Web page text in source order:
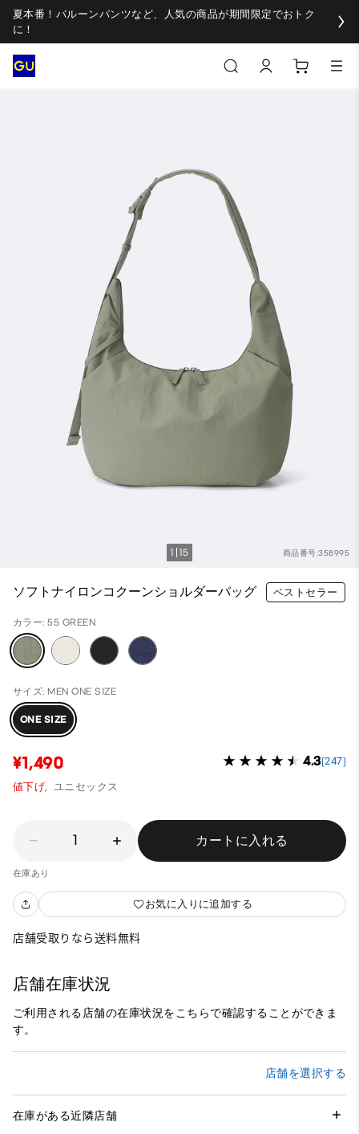
夏本番！バルーンパンツなど、人気の商品が期間限定でおトク
に！
商品番号:358995
1 15
ソフトナイロンコクーンショルダーバッグ ベストセラー
カラー: 55 GREEN
サイズ: MEN ONE SIZE
ONE SIZE
¥1,490 4.3(247)
値下げ, ユニセックス
1 カートに入れる
在庫あり
お気に入りに追加する
店舗受取りなら送料無料
店舗在庫状況
ご利用される店舗の在庫状況をこちらで確認することができま
す。
店舗を選択する
在庫がある近隣店舗